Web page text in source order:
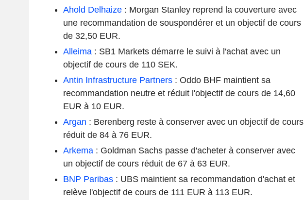
Ahold Delhaize: Morgan Stanley reprend la couverture avec
une recommandation de souspondérer et un objectif de cours
de 32,50 EUR.
Alleima: SB1 Markets démarre le suivi à l'achat avec un
objectif de cours de 110 SEK.
Antin Infrastructure Partners: Oddo BHF maintient sa
recommandation neutre et réduit l'objectif de cours de 14,60
EUR à 10 EUR.
Argan : Berenberg reste à conserver avec un objectif de cours
réduit de 84 à 76 EUR.
Arkema: Goldman Sachs passe d'acheter à conserver avec
un objectif de cours réduit de 67 à 63 EUR.
BNP Paribas: UBS maintient sa recommandation d'achat et
relève l'objectif de cours de 111 EUR à 113 EUR.